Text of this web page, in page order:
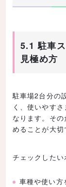
5.1 駐車
見極め方
駐車場2台分の
く、使いやす
なります。そ
めることが大切
チェックしたい
車種や使い方